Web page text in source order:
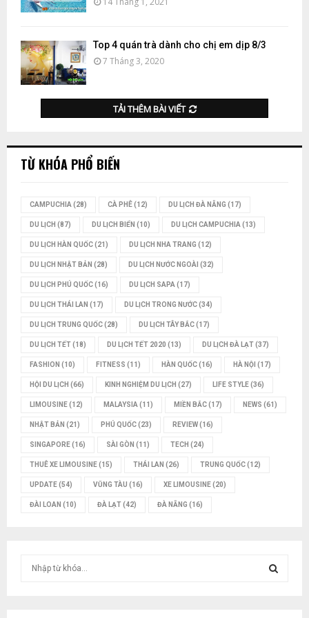
Top 4 quán trà dành cho chị em dịp 8/3
7 Tháng 3, 2020
TẢI THÊM BÀI VIẾT
TỪ KHÓA PHỔ BIẾN
CAMPUCHIA (28) CÀ PHÊ(12) DU LỊCH ĐÀ NẴNG (17)
DU LỊCH (87) DU LỊCH BIỂN (10) DU LỊCH CAMPUCHIA (13)
DU LỊCH HÀN QUỐC(21) DU LỊCH NHA TRANG (12)
DU LỊCH NHẬT BẢN (28) DU LỊCH NƯỚC NGOÀI (32)
DU LỊCH PHÚ QUỐC(16) DU LỊCH SAPA (17)
DU LỊCH THÁI LAN (17) DU LỊCH TRONG NƯỚC(34)
DU LỊCH TRUNG QUỐC(28) DU LỊCH TÂY BẮC(17)
DU LỊCH TẾT(18) DU LỊCH TẾT 2020 (13) DU LỊCH ĐÀ LẠT(37)
FASHION (10) FITNESS (11) HÀN QUỐC(16) HÀ NỘI (17)
HỘI DU LỊCH (66) KINH NGHIỆM DU LỊCH (27) LIFE STYLE(36)
LIMOUSINE(12) MALAYSIA (11) MIỀN BẮC(17) NEWS (61)
NHẬT BẢN (21) PHÚ QUỐC(23) REVIEW(16)
SINGAPORE(16) SÀI GÒN (11) TECH (24)
THUÊ XE LIMOUSINE(15) THÁI LAN (26) TRUNG QUỐC(12)
UPDATE(54) VŨNG TÀU (16) XE LIMOUSINE(20)
ĐÀI LOAN (10) ĐÀ LẠT(42) ĐÀ NẴNG (16)